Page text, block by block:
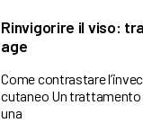
Rinvigorire il viso:
age
Come contrastare
cutaneo Un trattamento
una